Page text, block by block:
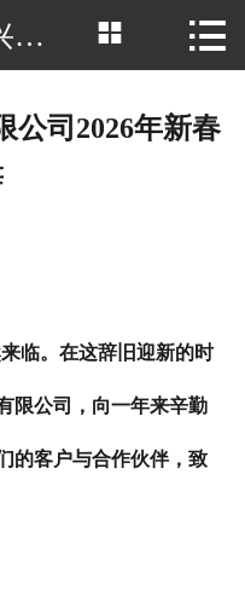
网站首页
新闻中心
行业资讯
荣誉资质
山东恒兴重工科技有限公司2026年新春致辞  
公司2026年新春
临。在这辞旧迎新的时
限公司，向一年来辛勤
的客户与合作伙伴，致